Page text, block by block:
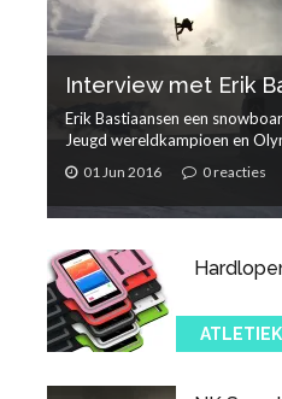
Interview met Erik
Erik Bastiaansen een
Jeugd wereldkampioen en
01 Jun 2016 0 reacties
ATLETIEK